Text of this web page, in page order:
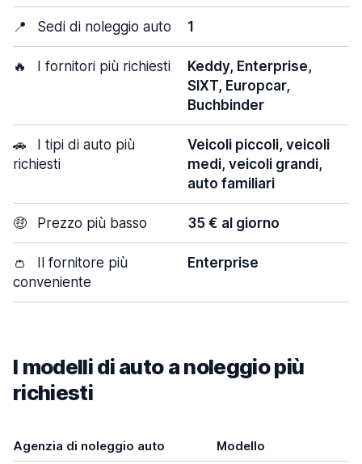
📍 Sedi di noleggio auto 1
🔥 I fornitori più richiesti
Keddy, Enterprise,
SIXT, Europcar,
Buchbinder
🚗
I tipi di auto più
richiesti
Veicoli piccoli, veicoli
medi, veicoli grandi,
auto familiari
🤑 Prezzo più basso 35 € al giorno
👛
Il fornitore più
conveniente
Enterprise
I modelli di auto a noleggio più
richiesti
Agenzia di noleggio auto Modello